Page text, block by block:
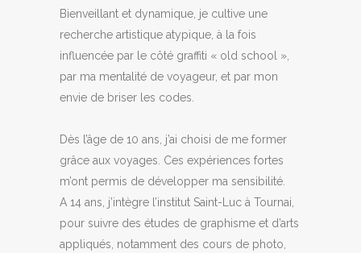
Bienveillant et dynamique, je cultive une
recherche artistique atypique, à la fois
influencée par le côté graffiti « old school »,
par ma mentalité de voyageur, et par mon
envie de briser les codes.
Dès l’âge de 10 ans, j’ai choisi de me former
grâce aux voyages. Ces expériences fortes
m’ont permis de développer ma sensibilité.
A 14 ans, j’intègre l’institut Saint-Luc à Tournai,
pour suivre des études de graphisme et d’arts
appliqués, notamment des cours de photo,